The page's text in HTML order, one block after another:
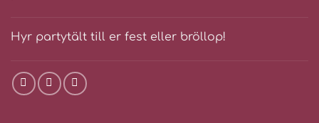
Hyr partytält till er fest eller bröllop!